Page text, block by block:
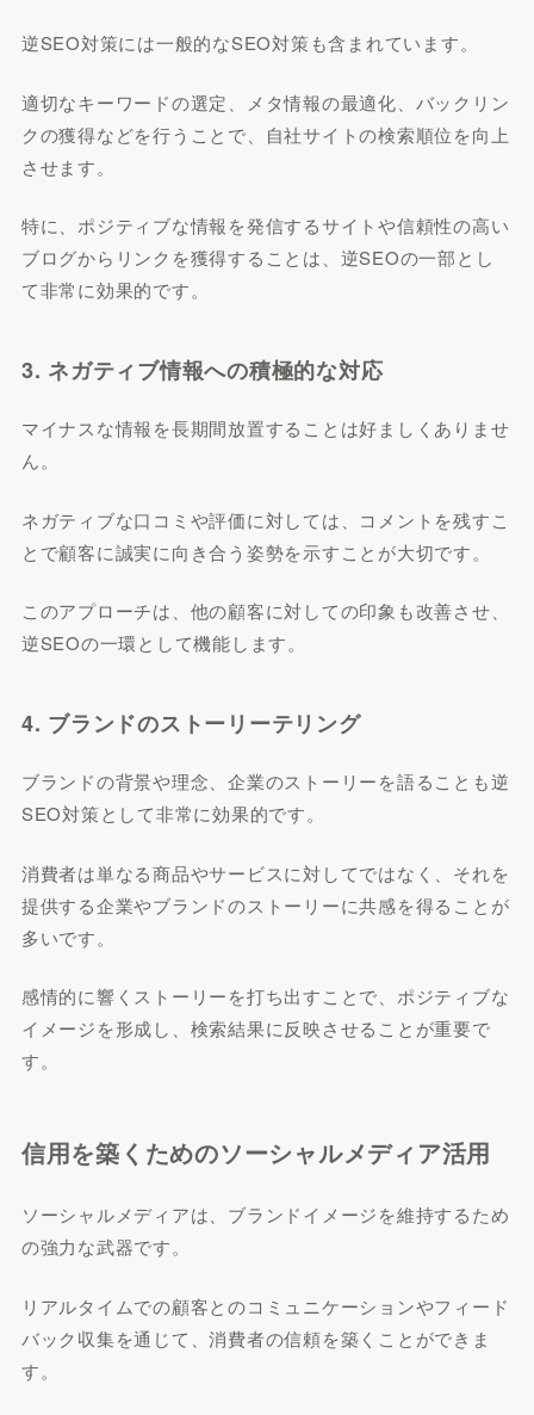
逆SEO対策には一般的なSEO対策も含まれています。
適切なキーワードの選定、メタ情報の最適化、バックリン
クの獲得などを行うことで、自社サイトの検索順位を向上
させます。
特に、ポジティブな情報を発信するサイトや信頼性の高い
ブログからリンクを獲得することは、逆SEOの一部とし
て非常に効果的です。
3. ネガティブ情報への積極的な対応
マイナスな情報を長期間放置することは好ましくありませ
ん。
ネガティブな口コミや評価に対しては、コメントを残すこ
とで顧客に誠実に向き合う姿勢を示すことが大切です。
このアプローチは、他の顧客に対しての印象も改善させ、
逆SEOの一環として機能します。
4. ブランドのストーリーテリング
ブランドの背景や理念、企業のストーリーを語ることも逆
SEO対策として非常に効果的です。
消費者は単なる商品やサービスに対してではなく、それを
提供する企業やブランドのストーリーに共感を得ることが
多いです。
感情的に響くストーリーを打ち出すことで、ポジティブな
イメージを形成し、検索結果に反映させることが重要で
す。
信用を築くためのソーシャルメディア活用
ソーシャルメディアは、ブランドイメージを維持するため
の強力な武器です。
リアルタイムでの顧客とのコミュニケーションやフィード
バック収集を通じて、消費者の信頼を築くことができま
す。